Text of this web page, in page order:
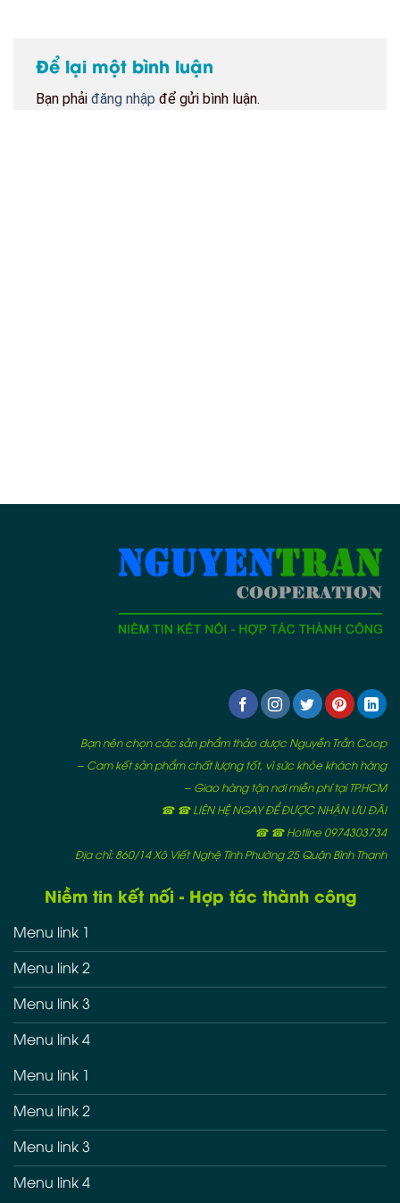
Để lại một bình luận
Bạn phải đăng nhập để gửi bình luận.
Bạn nên chọn các sản phẩm thảo dược Nguyễn Trần Coop
– Cam kết sản phẩm chất lượng tốt, vì sức khỏe khách hàng
– Giao hàng tận nơi miễn phí tại TP.HCM
☎ ☎ LIÊN HỆ NGAY ĐỂ ĐƯỢC NHẬN ƯU ĐÃI
☎ ☎ Hotline 0974303734
Địa chỉ: 860/14 Xô Viết Nghệ Tĩnh Phường 25 Quận Bình Thạnh
Niềm tin kết nối - Hợp tác thành công
Menu link 1
Menu link 2
Menu link 3
Menu link 4
Menu link 1
Menu link 2
Menu link 3
Menu link 4